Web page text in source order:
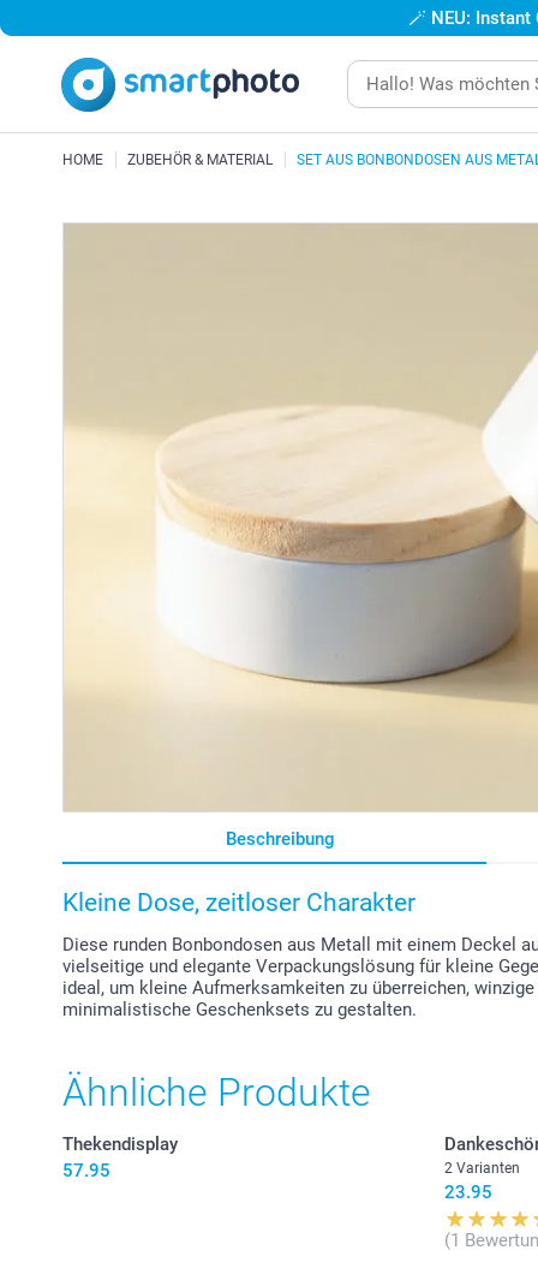
🪄 NEU:
HOME ZUBEHÖR & MATERIAL SET AUS BONBONDOSEN AUS
Beschreibung
Kleine Dose, zeitloser Charakter
Diese runden Bonbondosen aus Metall mit einem Deckel
vielseitige und elegante Verpackungslösung für kleine
ideal, um kleine Aufmerksamkeiten zu überreichen,
minimalistische Geschenksets zu gestalten.
Ähnliche Produkte
Thekendisplay
57.95
2 Varianten
23.95
(1